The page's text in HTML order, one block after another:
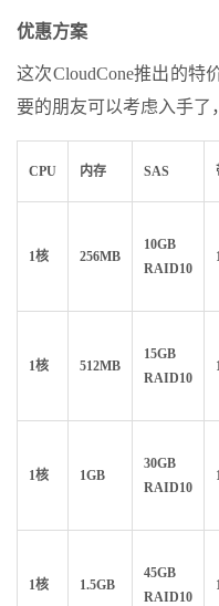
优惠方案
这次CloudCone推出的特
要的朋友可以考虑入手了
CPU 内存 SAS
1核 256MB
10GB
RAID10
1核 512MB
15GB
RAID10
1核 1GB
30GB
RAID10
1核 1.5GB
45GB
RAID10